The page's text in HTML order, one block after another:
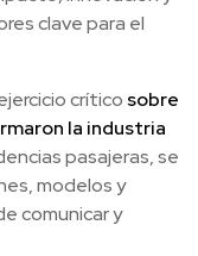
clave para el
crítico sobre
la industria
pasajeras, se
modelos y
comunicar y